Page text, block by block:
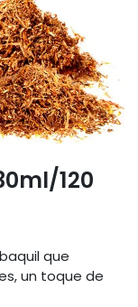
120
que
un toque de